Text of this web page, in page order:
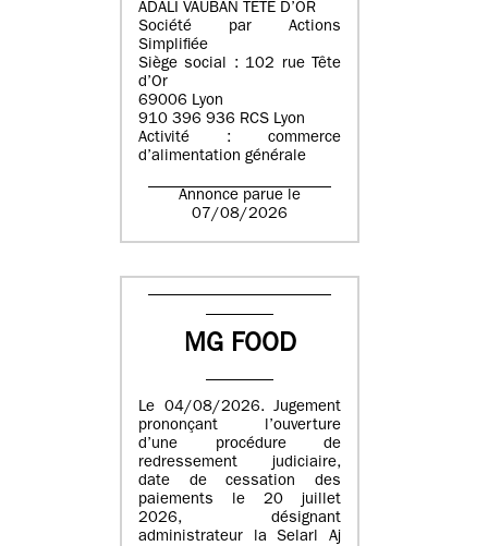
ADALI VAUBAN TETE D’OR
Société par Actions
Simplifiée
Siège social : 102 rue Tête
d’Or
69006 Lyon
910 396 936 RCS Lyon
Activité : commerce
d’alimentation générale
Annonce parue le
07/08/2026
MG FOOD
Le 04/08/2026. Jugement
prononçant l’ouverture
d’une procédure de
redressement judiciaire,
date de cessation des
paiements le 20 juillet
2026, désignant
administrateur la Selarl Aj